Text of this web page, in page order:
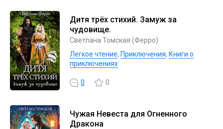
Дитя трёх стихий. Замуж за
чудовище.
Светлана Томская (Ферро)
Легкое чтение, Приключения, Книги о
приключениях
0 0
Чужая Невеста для Огненного
Дракона